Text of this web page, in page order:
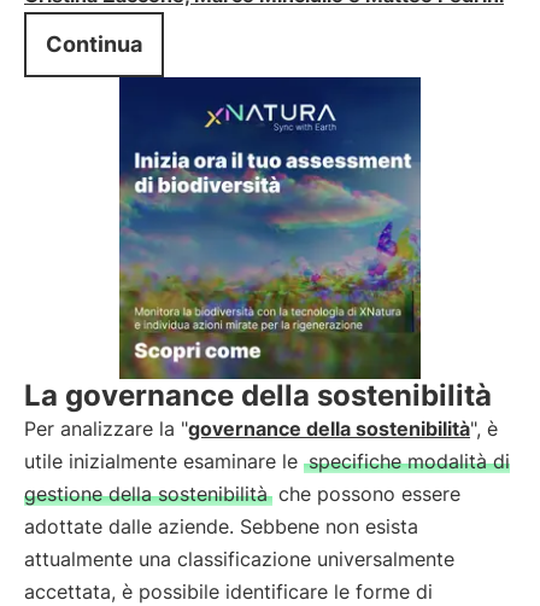
Continua
La governance della sostenibilità
Per analizzare la "governance della sostenibilità", è
utile inizialmente esaminare le specifiche modalità di
gestione della sostenibilità che possono essere
adottate dalle aziende. Sebbene non esista
attualmente una classificazione universalmente
accettata, è possibile identificare le forme di